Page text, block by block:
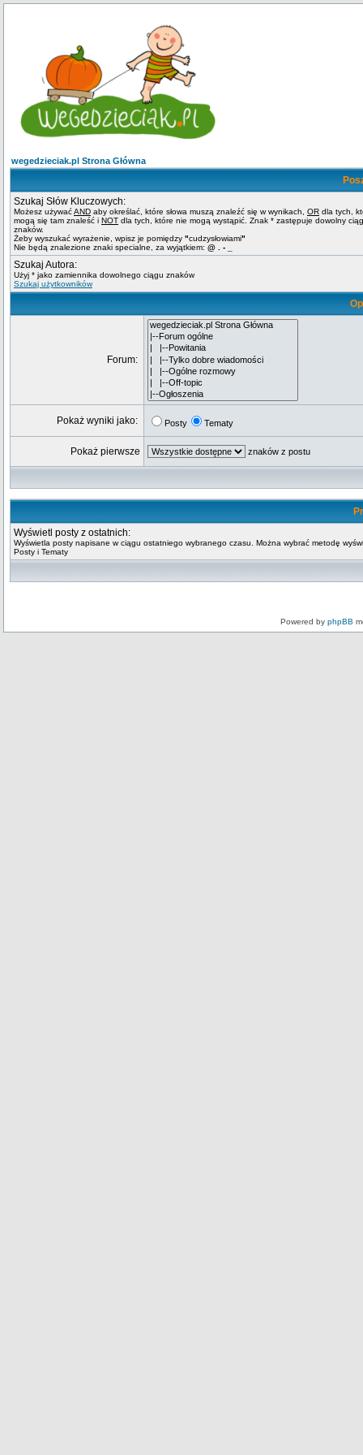
wegedzieciak.pl Strona Główna
Szukaj Słów Kluczowych:
Możesz używaćAND aby określać, które słowa muszą znaleźć się w wynikach, OR dla tych,
mogą się tam znaleść i NOT dla tych, które nie mogą wystąpić. Znak * zastępuje dowolny ciąg
znaków.
Żeby wyszukać wyrażenie, wpisz je pomiędzy "cudzysłowiami"
Nie będą znalezione znaki specialne, za wyjątkiem: @ . - _
Szukaj Autora:
Użyj * jako zamiennika dowolnego ciągu znaków
Szukaj użytkowników
Forum:
Pokaż wyniki jako: Posty Tematy
Pokaż pierwsze znaków z postu
Wyświetl posty z ostatnich:
Wyświetla posty napisane w ciągu ostatniego wybranego czasu. Można wybrać metodę
Posty i Tematy
Powered by phpBB